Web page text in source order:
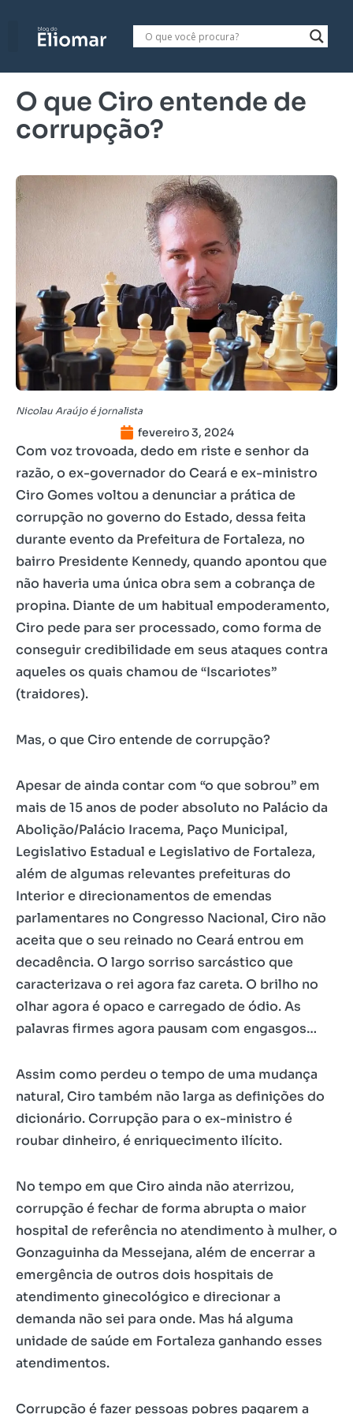
O que Ciro entende de
corrupção?
Nicolau Araújo é jornalista
fevereiro 3, 2024
Com voz trovoada, dedo em riste e senhor da
razão, o ex-governador do Ceará e ex-ministro
Ciro Gomes voltou a denunciar a prática de
corrupção no governo do Estado, dessa feita
durante evento da Prefeitura de Fortaleza, no
bairro Presidente Kennedy, quando apontou que
não haveria uma única obra sem a cobrança de
propina. Diante de um habitual empoderamento,
Ciro pede para ser processado, como forma de
conseguir credibilidade em seus ataques contra
aqueles os quais chamou de “Iscariotes”
(traidores).
Mas, o que Ciro entende de corrupção?
Apesar de ainda contar com “o que sobrou” em
mais de 15 anos de poder absoluto no Palácio da
Abolição/Palácio Iracema, Paço Municipal,
Legislativo Estadual e Legislativo de Fortaleza,
além de algumas relevantes prefeituras do
Interior e direcionamentos de emendas
parlamentares no Congresso Nacional, Ciro não
aceita que o seu reinado no Ceará entrou em
decadência. O largo sorriso sarcástico que
caracterizava o rei agora faz careta. O brilho no
olhar agora é opaco e carregado de ódio. As
palavras firmes agora pausam com engasgos…
Assim como perdeu o tempo de uma mudança
natural, Ciro também não larga as definições do
dicionário. Corrupção para o ex-ministro é
roubar dinheiro, é enriquecimento ilícito.
No tempo em que Ciro ainda não aterrizou,
corrupção é fechar de forma abrupta o maior
hospital de referência no atendimento à mulher, o
Gonzaguinha da Messejana, além de encerrar a
emergência de outros dois hospitais de
atendimento ginecológico e direcionar a
demanda não sei para onde. Mas há alguma
unidade de saúde em Fortaleza ganhando esses
atendimentos.
Corrupção é fazer pessoas pobres pagarem a